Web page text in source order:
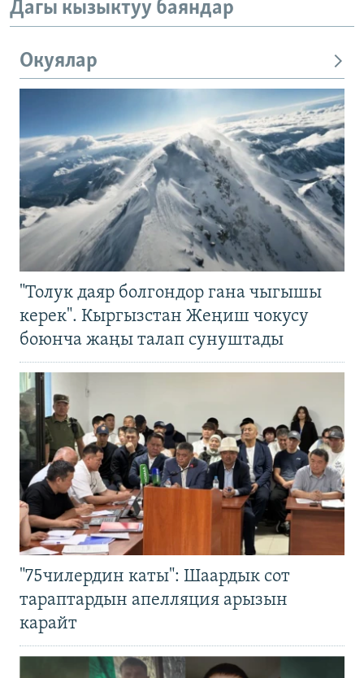
Дагы кызыктуу баяндар
Окуялар
"Толук даяр болгондор гана чыгышы
керек". Кыргызстан Жеңиш чокусу
боюнча жаңы талап сунуштады
"75чилердин каты": Шаардык сот
тараптардын апелляция арызын
карайт